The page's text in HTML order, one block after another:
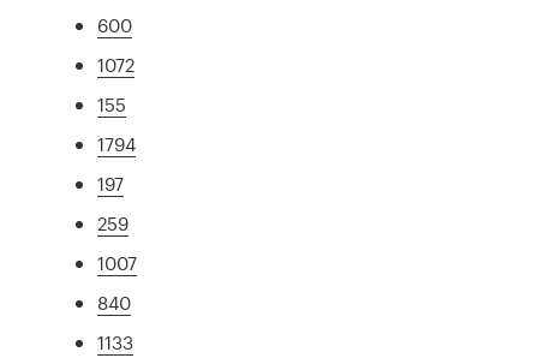
600
1072
155
1794
197
259
1007
840
1133